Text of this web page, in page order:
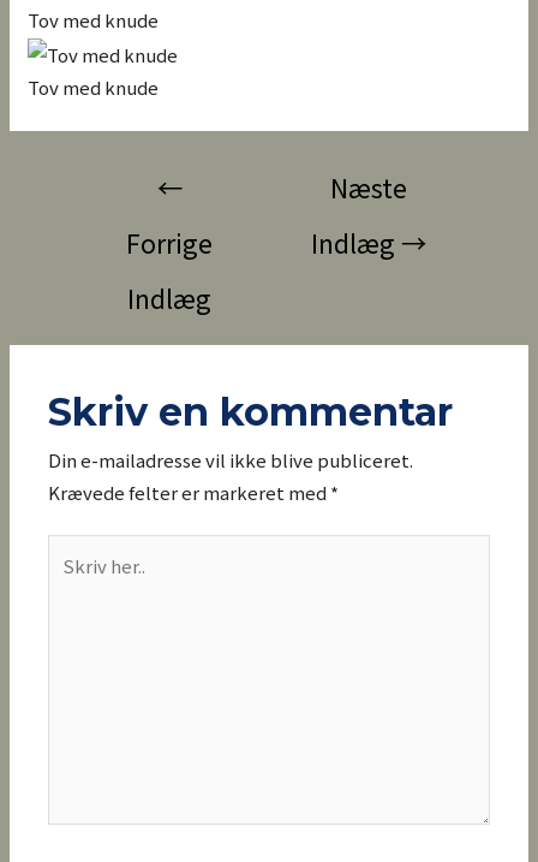
Tov med knude
Tov med knude
←
Forrige
Indlæg
Næste
Indlæg →
Skriv en kommentar
Din e-mailadresse vil ikke blive publiceret.
Krævede felter er markeret med *